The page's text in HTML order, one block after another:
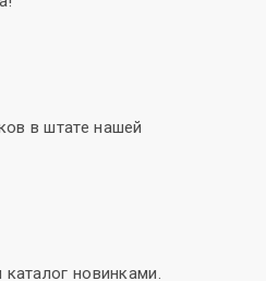
в штате нашей
новинками.